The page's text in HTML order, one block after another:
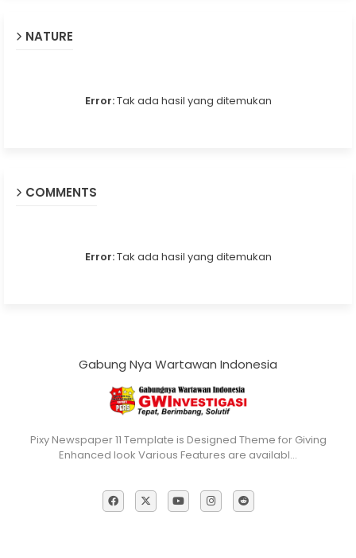
NATURE
Error:Tak ada hasil yang ditemukan
COMMENTS
Error:Tak ada hasil yang ditemukan
Gabung Nya Wartawan Indonesia
Pixy Newspaper 11 Template is Designed Theme for Giving
Enhanced look Various Features are availabl…